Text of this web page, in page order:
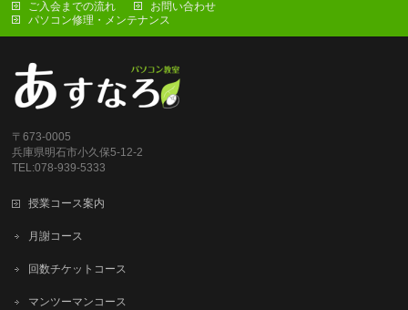
ご入会までの流れ
お問い合わせ
パソコン修理・メンテナンス
〒673-0005
兵庫県明石市小久保5-12-2
TEL:078-939-5333
授業コース案内
月謝コース
回数チケットコース
マンツーマンコース